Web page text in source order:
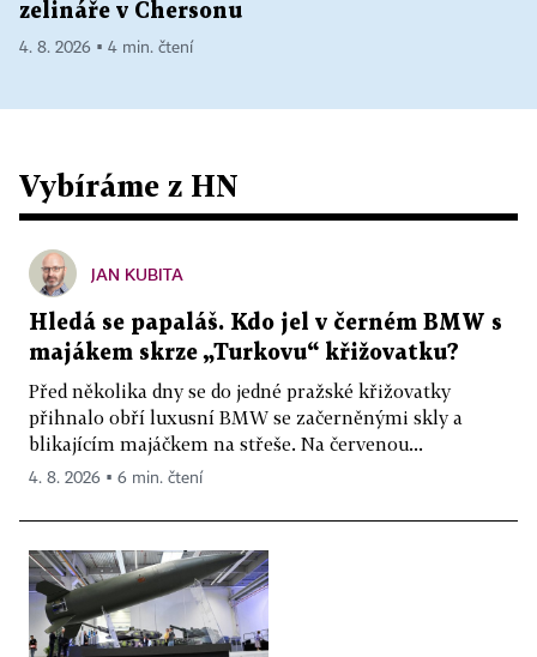
zelináře v Chersonu
4. 8. 2026 ▪ 4 min. čtení
Vybíráme z HN
JAN KUBITA
Hledá se papaláš. Kdo jel v černém BMW s
majákem skrze „Turkovu“ křižovatku?
Před několika dny se do jedné pražské křižovatky
přihnalo obří luxusní BMW se začerněnými skly a
blikajícím majáčkem na střeše. Na červenou...
4. 8. 2026 ▪ 6 min. čtení